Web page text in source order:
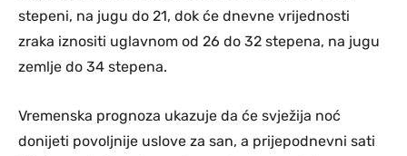
stepeni, na jugu do 21, dok će dnevne vrijednosti
zraka iznositi uglavnom od 26 do 32 stepena, na jugu
zemlje do 34 stepena.
Vremenska prognoza ukazuje da će svježija noć
donijeti povoljnije uslove za san, a prijepodnevni sati